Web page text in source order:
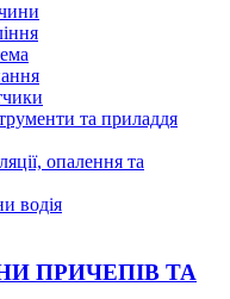
та приладдя
опалення та
водія
ПРИЧЕПІВ ТА